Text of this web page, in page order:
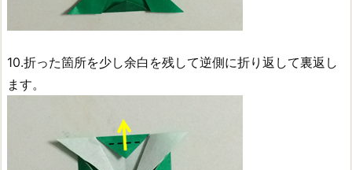
10.折った箇所を少し余白を残して逆側に折り返して裏返し
ます。